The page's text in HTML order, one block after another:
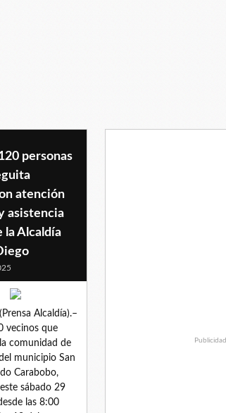
personas
atención
asistencia
la Alcaldía
Alcaldía).–
vecinos que
comunidad de
municipio San
Carabobo,
sábado 29
las 8:00
Publicidad